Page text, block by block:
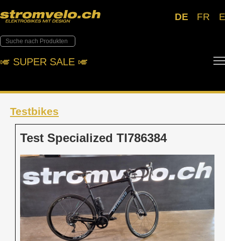
DE FR
🎺︎ SUPER SALE 🎺︎
Testbikes
Test Specialized TI786384